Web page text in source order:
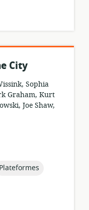
City
Sophia
Graham, Kurt
Joe Shaw,
topic:
Plateformes